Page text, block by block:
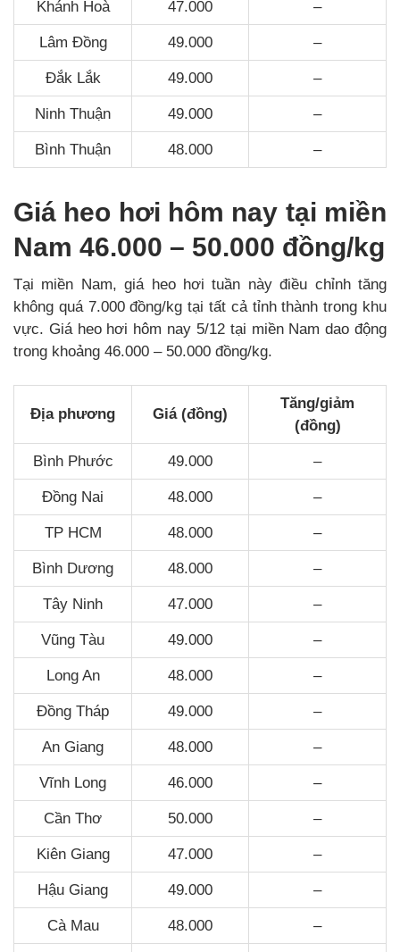
Khánh Hoà 47.000 –
Lâm Đồng 49.000 –
Đắk Lắk 49.000 –
Ninh Thuận 49.000 –
Bình Thuận 48.000 –
Giá heo hơi hôm nay tại miền
Nam 46.000 – 50.000 đồng/kg
Tại miền Nam, giá heo hơi tuần này điều chỉnh tăng
không quá 7.000 đồng/kg tại tất cả tỉnh thành trong khu
vực. Giá heo hơi hôm nay 5/12 tại miền Nam dao động
trong khoảng 46.000 – 50.000 đồng/kg.
Địa phương Giá (đồng)
Tăng/giảm
(đồng)
Bình Phước 49.000 –
Đồng Nai 48.000 –
TP HCM 48.000 –
Bình Dương 48.000 –
Tây Ninh 47.000 –
Vũng Tàu 49.000 –
Long An 48.000 –
Đồng Tháp 49.000 –
An Giang 48.000 –
Vĩnh Long 46.000 –
Cần Thơ 50.000 –
Kiên Giang 47.000 –
Hậu Giang 49.000 –
Cà Mau 48.000 –